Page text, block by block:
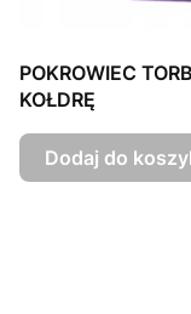
POKROWIEC
KOŁDRĘ
Dodaj do